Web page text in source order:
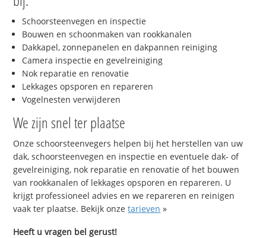
Schoorsteenvegen en inspectie
Bouwen en schoonmaken van rookkanalen
Dakkapel, zonnepanelen en dakpannen reiniging
Camera inspectie en gevelreiniging
Nok reparatie en renovatie
Lekkages opsporen en repareren
Vogelnesten verwijderen
We zijn snel ter plaatse
Onze schoorsteenvegers helpen bij het herstellen van uw
dak, schoorsteenvegen en inspectie en eventuele dak- of
gevelreiniging, nok reparatie en renovatie of het bouwen
van rookkanalen of lekkages opsporen en repareren. U
krijgt professioneel advies en we repareren en reinigen
vaak ter plaatse. Bekijk onzetarieven »
Heeft u vragen bel gerust!